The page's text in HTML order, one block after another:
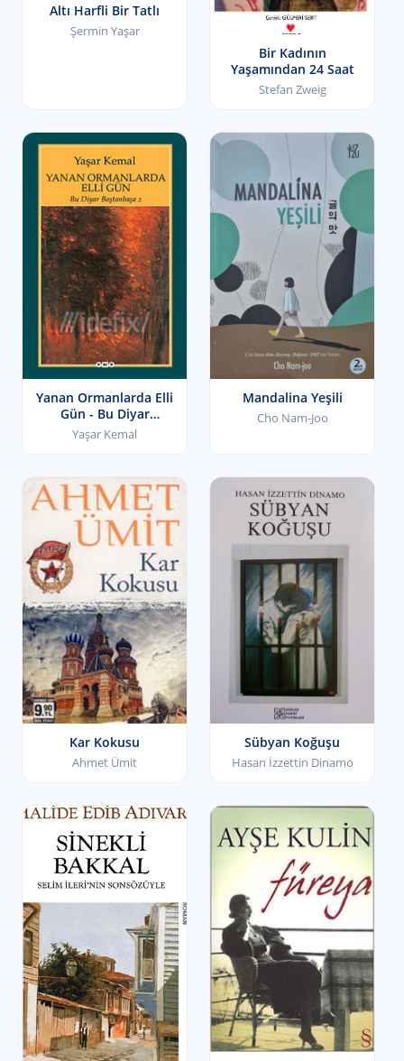
Altı Harfli Bir Tatlı
Şermin Yaşar
Bir Kadının
Yaşamından 24 Saat
Stefan Zweig
Yanan Ormanlarda Elli
Gün - Bu Diyar
Baştanbaşa II
Yaşar Kemal
Mandalina Yeşili
Cho Nam-Joo
Kar Kokusu
Ahmet Ümit
Sübyan Koğuşu
Hasan İzzettin Dinamo